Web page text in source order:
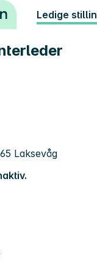
Ledige
Laksevåg